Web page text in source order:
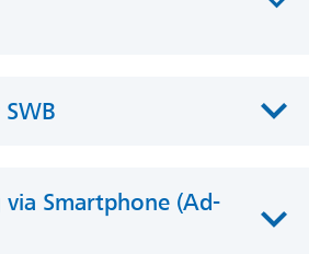
Smartphone (Ad-